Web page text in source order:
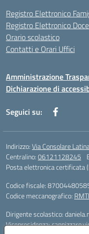
Registro Elettronico
Registro Elettronico
Orario scolastico
Contatti e Orari Uffici
Amministrazione
Dichiarazione di
Seguici su:
Indirizzo:Via Consolare
Centralino:06121128245
Posta elettronica certificata
Codice fiscale:
Codice meccanografico:
Dirigente scolastico:
Vicepresidenza: